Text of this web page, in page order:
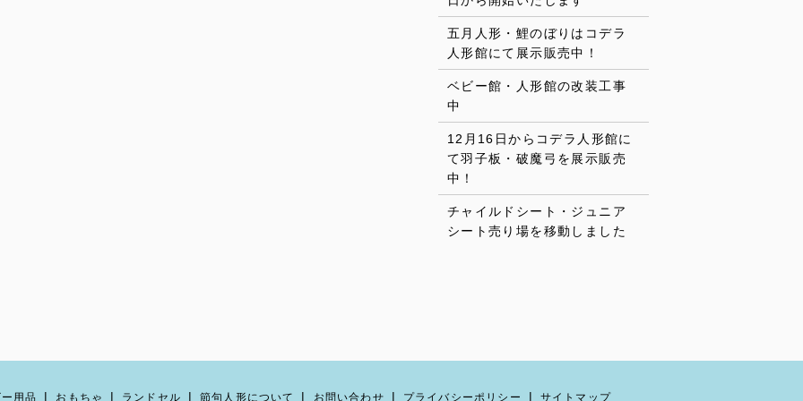
五月人形・鯉のぼりはコデラ
人形館にて展示販売中！
ベビー館・人形館の改装工事
中
12月16日からコデラ人形館に
て羽子板・破魔弓を展示販売
中！
チャイルドシート・ジュニア
シート売り場を移動しました
用品 おもちゃ ランドセル 節句人形について お問い合わせ プライバシーポリシー サイトマップ